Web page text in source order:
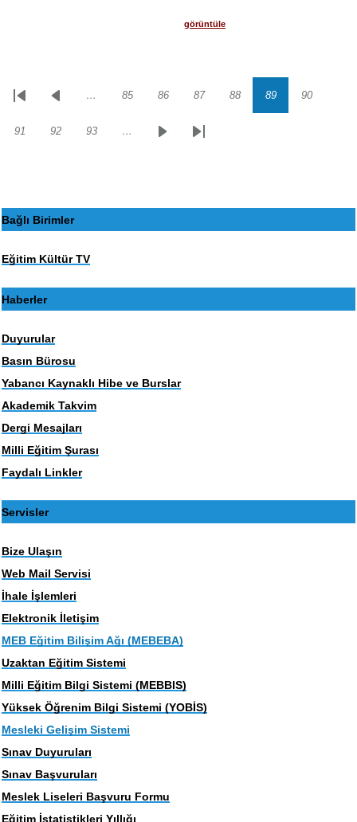
görüntüle
Sayfalama
İlk
Önceki… Sayfa
85 Sayfa
86 Sayfa
87 Sayfa
88 Sayfa
89 Sayfa
90
Sayfa
91 Sayfa
92 Sayfa
93 …
SonrakiSon
Bağlı Birimler
Eğitim Kültür TV
Haberler
Duyurular
Basın Bürosu
Yabancı Kaynaklı Hibe ve Burslar
Akademik Takvim
Dergi Mesajları
Milli Eğitim Şurası
Faydalı Linkler
Servisler
Bize Ulaşın
Web Mail Servisi
İhale İşlemleri
Elektronik İletişim
MEB Eğitim Bilişim Ağı (MEBEBA)
Uzaktan Eğitim Sistemi
Milli Eğitim Bilgi Sistemi (MEBBIS)
Yüksek Öğrenim Bilgi Sistemi (YOBİS)
Mesleki Gelişim Sistemi
Sınav Duyuruları
Sınav Başvuruları
Meslek Liseleri Başvuru Formu
Eğitim İstatistikleri Yıllığı